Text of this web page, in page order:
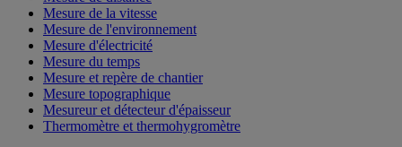
Mesure de la vitesse
Mesure de l'environnement
Mesure d'électricité
Mesure du temps
Mesure et repère de chantier
Mesure topographique
Mesureur et détecteur d'épaisseur
Thermomètre et thermohygromètre